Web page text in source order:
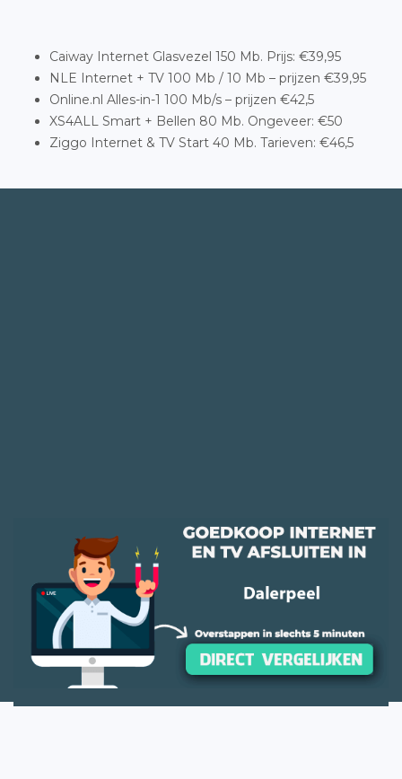
Caiway Internet Glasvezel 150 Mb. Prijs: €39,95
NLE Internet + TV 100 Mb / 10 Mb – prijzen €39,95
Online.nl Alles-in-1 100 Mb/s – prijzen €42,5
XS4ALL Smart + Bellen 80 Mb. Ongeveer: €50
Ziggo Internet & TV Start 40 Mb. Tarieven: €46,5